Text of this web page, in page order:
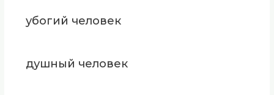
убогий человек
душный человек